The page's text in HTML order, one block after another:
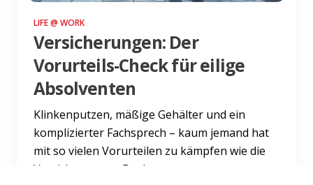
LIFE @ WORK
Versicherungen: Der
Vorurteils-Check für eilige
Absolventen
Klinkenputzen, mäßige Gehälter und ein
komplizierter Fachsprech – kaum jemand hat
mit so vielen Vorurteilen zu kämpfen wie die
Versicherungen. Doch wa...